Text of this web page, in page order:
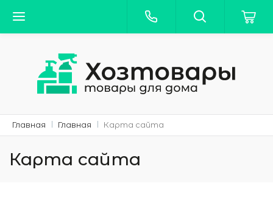
Главная Главная Карта сайта
Карта сайта